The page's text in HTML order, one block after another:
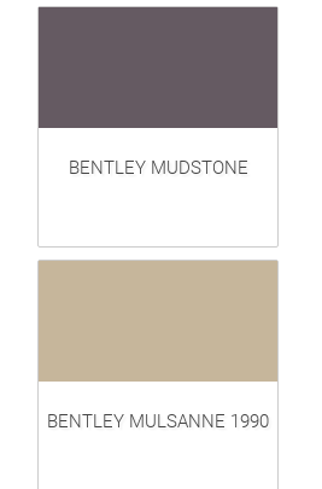
BENTLEY MUDSTONE
BENTLEY MULSANNE 1990